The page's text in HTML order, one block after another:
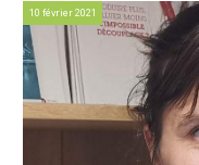
10 février 2021